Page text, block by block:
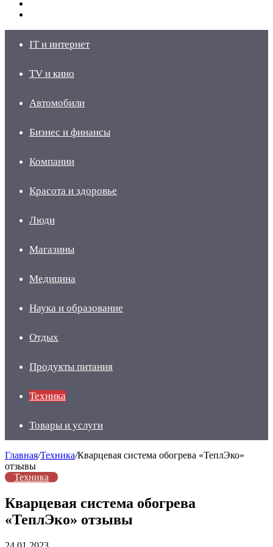
IT и интернет
TV и кино
Автомобили
Бизнес и финансы
Компании
Красота и здоровье
Люди
Магазины
Медицина
Наука и образование
Отдых
Продукты питания
Техника
Товары и услуги
Главная/Техника/Кварцевая система обогрева «ТеплЭко»
отзывы
Техника
Кварцевая система обогрева
«ТеплЭко» отзывы